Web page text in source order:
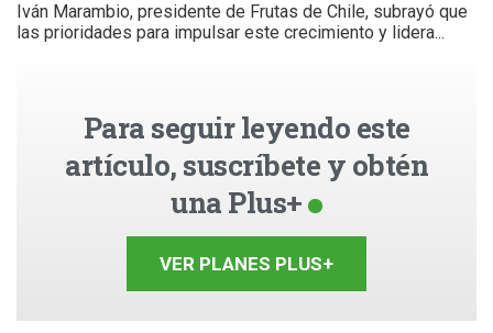
Iván Marambio, presidente de Frutas de Chile, subrayó que
las prioridades para impulsar este crecimiento y lidera...
Para seguir leyendo este
artículo, suscríbete y obtén
una Plus+
VER PLANES PLUS+